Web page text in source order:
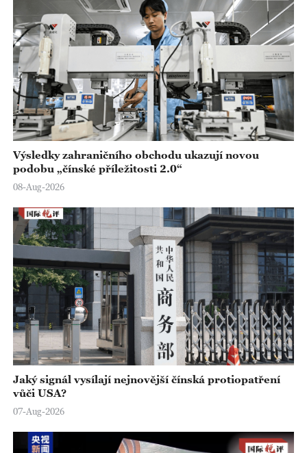
Výsledky zahraničního obchodu ukazují novou
podobu „čínské příležitosti 2.0“
08-Aug-2026
Jaký signál vysílají nejnovější čínská protiopatření
vůči USA?
07-Aug-2026